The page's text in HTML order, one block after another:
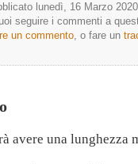
lunedì, 16 Marzo
seguire i commenti a
un commento, o fare un
avere una lunghezza